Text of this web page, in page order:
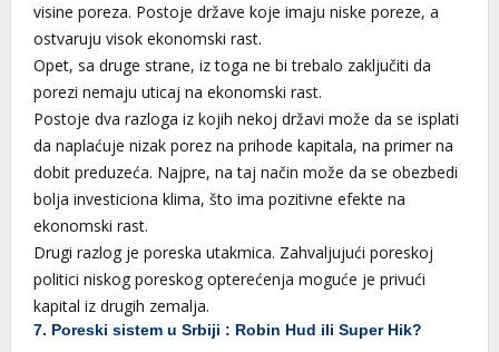
visine poreza. Postoje države koje imaju niske poreze, a
ostvaruju visok ekonomski rast.
Opet, sa druge strane, iz toga ne bi trebalo zaključiti da
porezi nemaju uticaj na ekonomski rast.
Postoje dva razloga iz kojih nekoj državi može da se isplati
da naplaćuje nizak porez na prihode kapitala, na primer na
dobit preduzeća. Najpre, na taj način može da se obezbedi
bolja investiciona klima, što ima pozitivne efekte na
ekonomski rast.
Drugi razlog je poreska utakmica. Zahvaljujući poreskoj
politici niskog poreskog opterećenja moguće je privući
kapital iz drugih zemalja.
7. Poreski sistem u Srbiji : Robin Hud ili Super Hik?